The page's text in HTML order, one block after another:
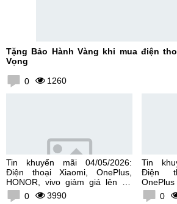
Tặng Bảo Hành Vàng khi mua điện
Vọng
0 1260
Tin khuyến mãi 04/05/2026:
Điện thoại Xiaomi, OnePlus,
HONOR, vivo giảm giá lên tới
300K0 3990
Tin
Điện
0